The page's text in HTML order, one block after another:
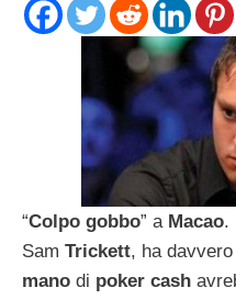
“Colpo gobbo” a Macao.
Sam Trickett, ha
mano di poker cash